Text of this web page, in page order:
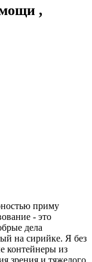
,
приму
- это
дела
на сирийке. Я без
контейнеры из
зрения и тяжелого